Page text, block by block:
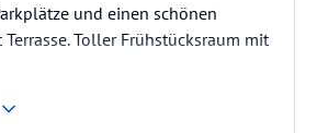
und einen schönen
Toller Frühstücksraum mit